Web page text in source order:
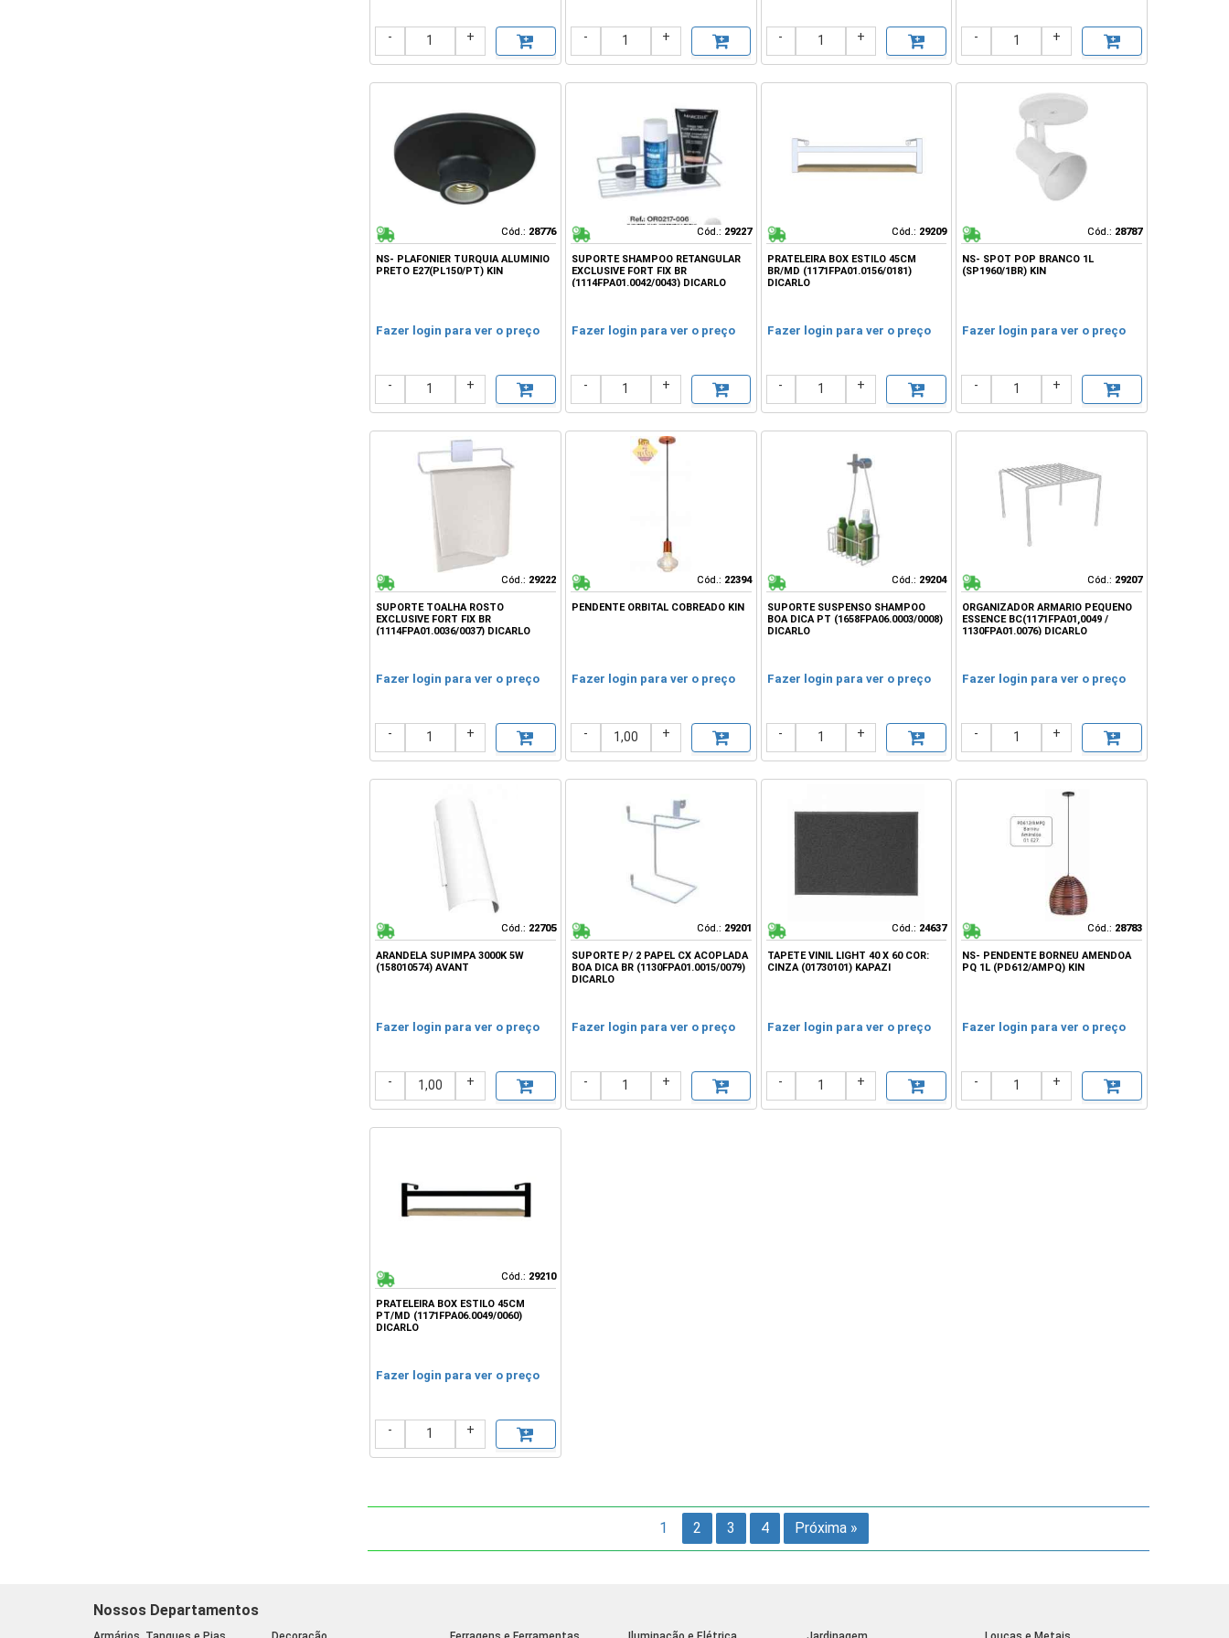
- + - + - + - +
Cód.: 28776
Cód.: 28776
NS- PLAFONIER TURQUIA ALUMINIO
PRETO E27(PL150/PT) KIN
Fazer login para ver o preço
- +
Cód.: 29227
Cód.: 29227
SUPORTE SHAMPOO RETANGULAR
EXCLUSIVE FORT FIX BR
(1114FPA01.0042/0043) DICARLO
Fazer login para ver o preço
- +
Cód.: 29209
Cód.: 29209
PRATELEIRA BOX ESTILO 45CM
BR/MD (1171FPA01.0156/0181)
DICARLO
Fazer login para ver o preço
- +
Cód.: 28787
Cód.: 28787
NS- SPOT POP BRANCO 1L
(SP1960/1BR) KIN
Fazer login para ver o preço
- +
Cód.: 29222
Cód.: 29222
SUPORTE TOALHA ROSTO
EXCLUSIVE FORT FIX BR
(1114FPA01.0036/0037) DICARLO
Fazer login para ver o preço
- +
Cód.: 22394
Cód.: 22394
PENDENTE ORBITAL COBREADO KIN
Fazer login para ver o preço
- +
Cód.: 29204
Cód.: 29204
SUPORTE SUSPENSO SHAMPOO
BOA DICA PT (1658FPA06.0003/0008)
DICARLO
Fazer login para ver o preço
- +
Cód.: 29207
Cód.: 29207
ORGANIZADOR ARMARIO PEQUENO
ESSENCE BC(1171FPA01,0049 /
1130FPA01.0076) DICARLO
Fazer login para ver o preço
- +
Cód.: 22705
Cód.: 22705
ARANDELA SUPIMPA 3000K 5W
(158010574) AVANT
Fazer login para ver o preço
- +
Cód.: 29201
Cód.: 29201
SUPORTE P/ 2 PAPEL CX ACOPLADA
BOA DICA BR (1130FPA01.0015/0079)
DICARLO
Fazer login para ver o preço
- +
Cód.: 24637
Cód.: 24637
TAPETE VINIL LIGHT 40 X 60 COR:
CINZA (01730101) KAPAZI
Fazer login para ver o preço
- +
Cód.: 28783
Cód.: 28783
NS- PENDENTE BORNEU AMENDOA
PQ 1L (PD612/AMPQ) KIN
Fazer login para ver o preço
- +
Cód.: 29210
Cód.: 29210
PRATELEIRA BOX ESTILO 45CM
PT/MD (1171FPA06.0049/0060)
DICARLO
Fazer login para ver o preço
- +
1 2 3 4 Próxima »
Nossos Departamentos